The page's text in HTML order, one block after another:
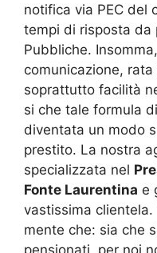
notifica via PEC del
tempi di risposta da
Pubbliche.
comunicazione,
soprattutto facilità
si che tale formula
diventata un modo
prestito. La nostra
specializzata nel
Fonte Laurentina e
vastissima
mente che: sia che
pensionati, per noi